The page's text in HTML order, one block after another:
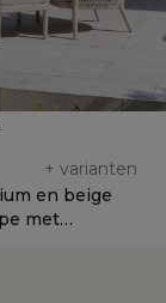
+ varianten
en beige
met